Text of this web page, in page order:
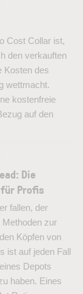
Cost Collar ist,
den verkauften
Kosten des
wettmacht.
kostenfreie
auf den
Die
Profis
fallen, der
zur
Köpfen von
ist auf jeden Fall
Depots
haben. Eines